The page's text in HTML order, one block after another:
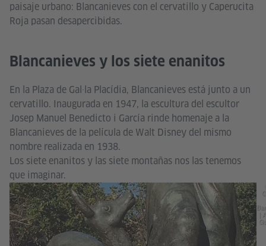
paisaje urbano: Blancanieves con el cervatillo y Caperucita
Roja pasan desapercibidas.
Blancanieves y los siete enanitos
En la Plaza de Gal·la Placídia, Blancanieves está junto a un
cervatillo. Inaugurada en 1947, la escultura del escultor
Josep Manuel Benedicto i García rinde homenaje a la
Blancanieves de la película de Walt Disney del mismo
nombre realizada en 1938.
Los siete enanitos y las siete montañas nos las tenemos
que imaginar.
|